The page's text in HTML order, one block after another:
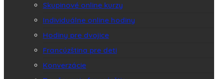
Skupinové online kurzy
Individuálne online hodiny
Hodiny pre dvojice
Francúzština pre deti
Konverzácie